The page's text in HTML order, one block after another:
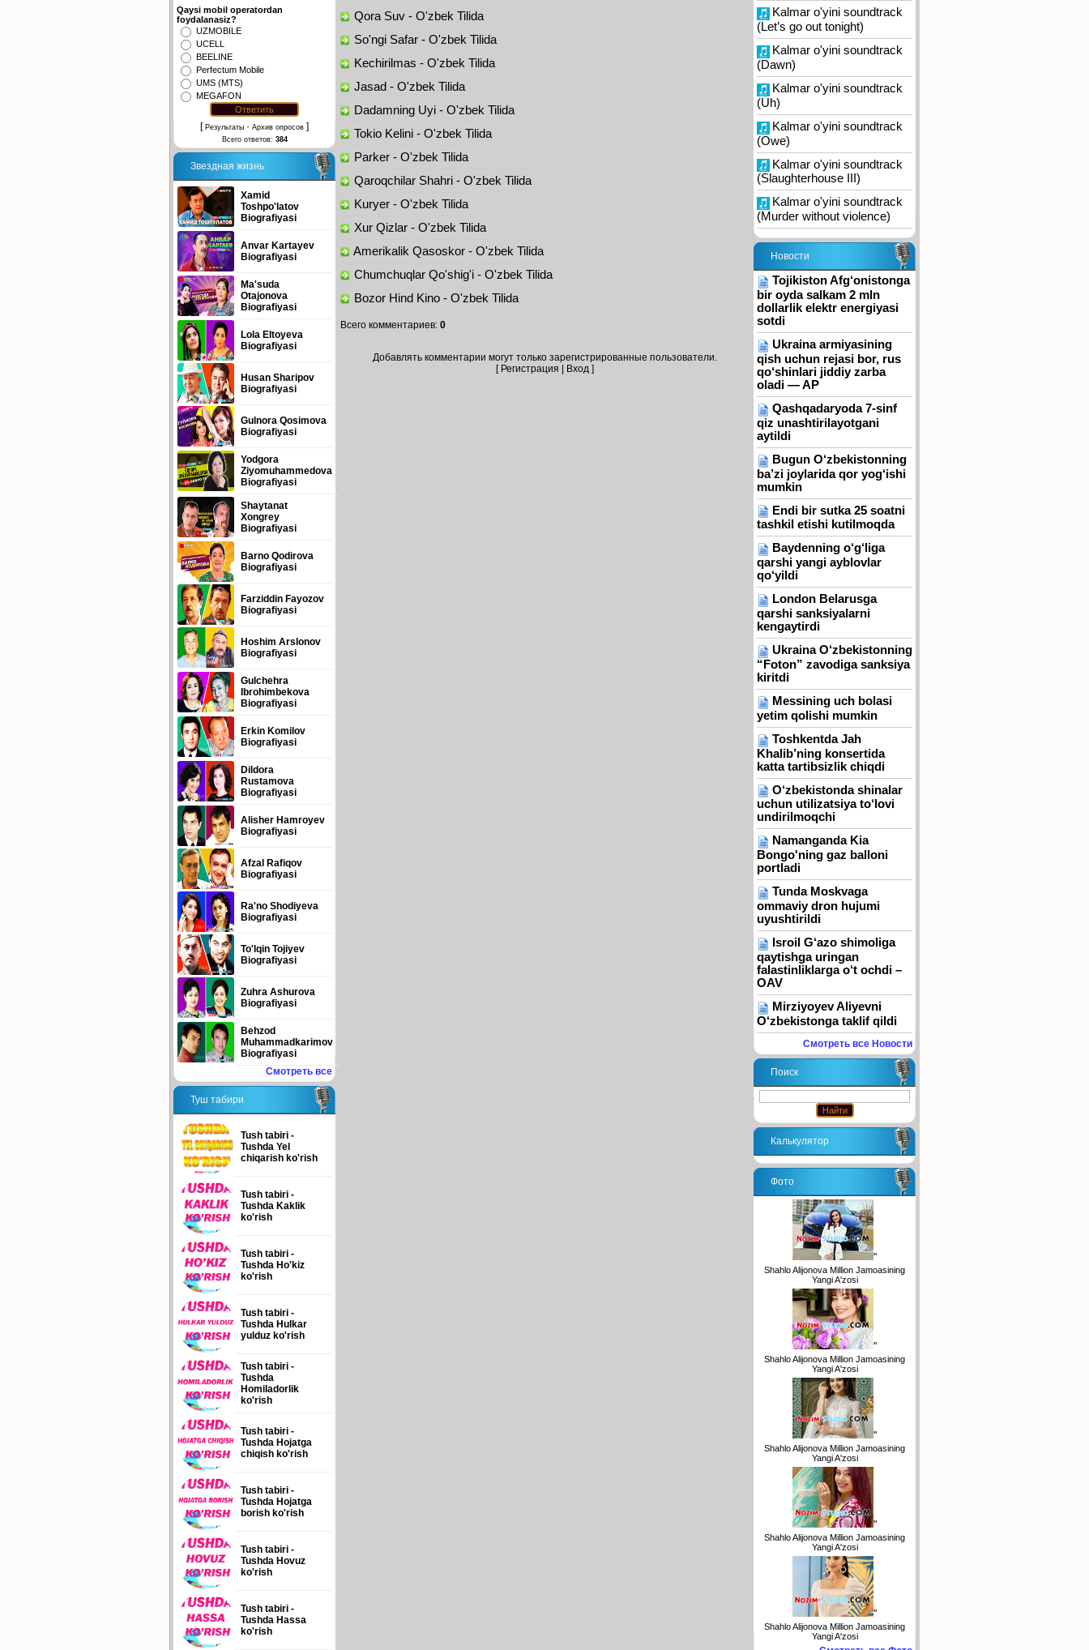
Qaysi mobil operatordan
foydalanasiz?
UZMOBILE
UCELL
BEELINE
Perfectum Mobile
UMS (MTS)
MEGAFON
[ Результаты · Архив опросов ]
Всего ответов: 384
Звездная жизнь
Xamid
Toshpo'latov
Biografiyasi
Anvar Kartayev
Biografiyasi
Ma'suda
Otajonova
Biografiyasi
Lola Eltoyeva
Biografiyasi
Husan Sharipov
Biografiyasi
Gulnora Qosimova
Biografiyasi
Yodgora
Ziyomuhammedova
Biografiyasi
Shaytanat
Xongrey
Biografiyasi
Barno Qodirova
Biografiyasi
Farziddin Fayozov
Biografiyasi
Hoshim Arslonov
Biografiyasi
Gulchehra
Ibrohimbekova
Biografiyasi
Erkin Komilov
Biografiyasi
Dildora
Rustamova
Biografiyasi
Alisher Hamroyev
Biografiyasi
Afzal Rafiqov
Biografiyasi
Ra'no Shodiyeva
Biografiyasi
To'lqin Tojiyev
Biografiyasi
Zuhra Ashurova
Biografiyasi
Behzod
Muhammadkarimov
Biografiyasi
Смотреть все
Туш табири
Tush tabiri -
Tushda Yel
chiqarish ko'rish
Tush tabiri -
Tushda Kaklik
ko'rish
Tush tabiri -
Tushda Ho'kiz
ko'rish
Tush tabiri -
Tushda Hulkar
yulduz ko'rish
Tush tabiri -
Tushda
Homiladorlik
ko'rish
Tush tabiri -
Tushda Hojatga
chiqish ko'rish
Tush tabiri -
Tushda Hojatga
borish ko'rish
Tush tabiri -
Tushda Hovuz
ko'rish
Tush tabiri -
Tushda Hassa
ko'rish
Qora Suv - O'zbek Tilida
So'ngi Safar - O'zbek Tilida
Kechirilmas - O'zbek Tilida
Jasad - O'zbek Tilida
Dadamning Uyi - O'zbek Tilida
Tokio Kelini - O'zbek Tilida
Parker - O'zbek Tilida
Qaroqchilar Shahri - O'zbek Tilida
Kuryer - O'zbek Tilida
Xur Qizlar - O'zbek Tilida
Amerikalik Qasoskor - O'zbek Tilida
Chumchuqlar Qo'shig'i - O'zbek Tilida
Bozor Hind Kino - O'zbek Tilida
Всего комментариев: 0
Добавлять комментарии могут только зарегистрированные пользователи.
[ Регистрация Вход]
Kalmar o'yini soundtrack
(Let’s go out tonight)
Kalmar o'yini soundtrack
(Dawn)
Kalmar o'yini soundtrack
(Uh)
Kalmar o'yini soundtrack
(Owe)
Kalmar o'yini soundtrack
(Slaughterhouse III)
Kalmar o'yini soundtrack
(Murder without violence)
Новости
Tojikiston Afg‘onistonga
bir oyda salkam 2 mln
dollarlik elektr energiyasi
sotdi
Ukraina armiyasining
qish uchun rejasi bor, rus
qo‘shinlari jiddiy zarba
oladi — AP
Qashqadaryoda 7-sinf
qiz unashtirilayotgani
aytildi
Bugun O‘zbekistonning
ba’zi joylarida qor yog‘ishi
mumkin
Endi bir sutka 25 soatni
tashkil etishi kutilmoqda
Baydenning o‘g‘liga
qarshi yangi ayblovlar
qo‘yildi
London Belarusga
qarshi sanksiyalarni
kengaytirdi
Ukraina O‘zbekistonning
“Foton” zavodiga sanksiya
kiritdi
Messining uch bolasi
yetim qolishi mumkin
Toshkentda Jah
Khalib’ning konsertida
katta tartibsizlik chiqdi
O‘zbekistonda shinalar
uchun utilizatsiya to‘lovi
undirilmoqchi
Namanganda Kia
Bongo'ning gaz balloni
portladi
Tunda Moskvaga
ommaviy dron hujumi
uyushtirildi
Isroil G‘azo shimoliga
qaytishga uringan
falastinliklarga o‘t ochdi –
OAV
Mirziyoyev Aliyevni
O‘zbekistonga taklif qildi
Смотреть все Новости
Поиск
Калькулятор
Фото
"
Shahlo Alijonova Million Jamoasining
Yangi A'zosi
"
Shahlo Alijonova Million Jamoasining
Yangi A'zosi
"
Shahlo Alijonova Million Jamoasining
Yangi A'zosi
"
Shahlo Alijonova Million Jamoasining
Yangi A'zosi
"
Shahlo Alijonova Million Jamoasining
Yangi A'zosi